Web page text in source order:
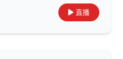
直播